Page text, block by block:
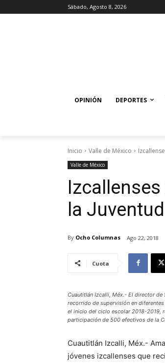
Sábado, Agosto 8, 2026
OPINIÓN DEPORTES
Inicio Valle de México
Valle de México
la
By Ocho Columnas Ago 22, 2018
Cuota
Cuautitlán Izcalli, Méx.- El director de
recorrido de supervisión en
el inicio del ciclo escolar 2018-2019,
participación de 500 efectivos de la
Cuautitlán Izcalli, Méx.-
jóvenes izcallenses que